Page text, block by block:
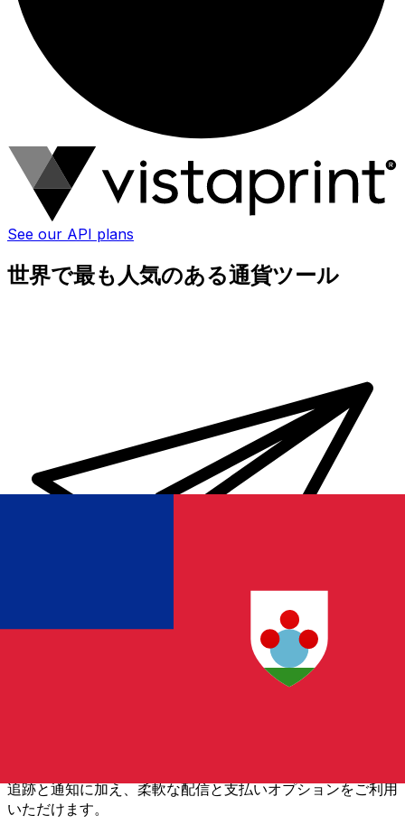
See our API plans
世界で最も人気のある通貨ツール
追跡と通知に加え、柔軟な配信と支払いオプションをご利用
いただけます。